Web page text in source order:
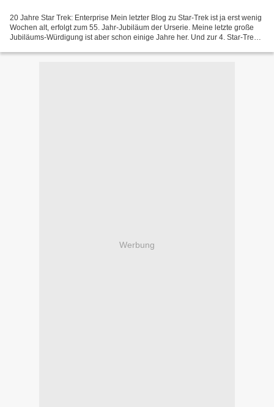
20 Jahre Star Trek: Enterprise Mein letzter Blog zu Star-Trek ist ja erst wenig
Wochen alt, erfolgt zum 55. Jahr-Jubiläum der Urserie. Meine letzte große
Jubiläums-Würdigung ist aber schon einige Jahre her. Und zur 4. Star-Trek-
Werbung